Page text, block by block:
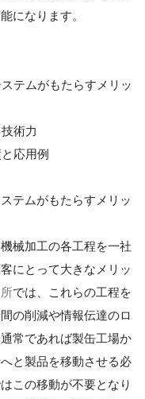
になります。
テムがもたらすメリッ
術力
応用例
テムがもたらすメリッ
械加工の各工程を一社
にとって大きなメリッ
では、これらの工程を
の削減や情報伝達のロ
常であれば製缶工場か
と製品を移動させる必
この移動が不要となり